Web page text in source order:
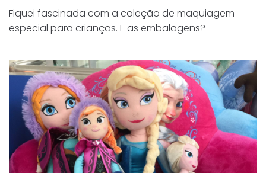
Fiquei fascinada com a coleção de maquiagem
especial para crianças. E as embalagens?